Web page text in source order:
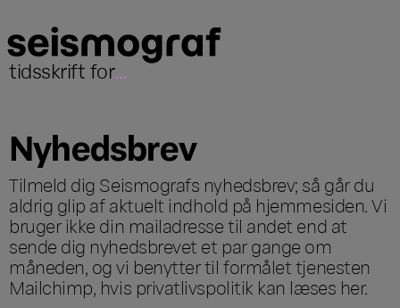
tidsskrift for...
Nyhedsbrev
Tilmeld dig Seismografs nyhedsbrev; så går du
aldrig glip af aktuelt indhold på hjemmesiden. Vi
bruger ikke din mailadresse til andet end at
sende dig nyhedsbrevet et par gange om
måneden, og vi benytter til formålet tjenesten
Mailchimp, hvis privatlivspolitik kan læses her.